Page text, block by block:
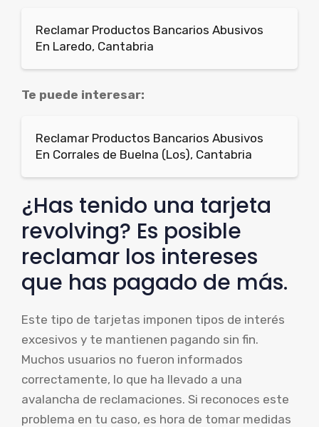
Reclamar Productos Bancarios Abusivos
En Laredo, Cantabria
Te puede interesar:
Reclamar Productos Bancarios Abusivos
En Corrales de Buelna (Los), Cantabria
¿Has tenido una tarjeta
revolving? Es posible
reclamar los intereses
que has pagado de más.
Este tipo de tarjetas imponen tipos de interés
excesivos y te mantienen pagando sin fin.
Muchos usuarios no fueron informados
correctamente, lo que ha llevado a una
avalancha de reclamaciones. Si reconoces este
problema en tu caso, es hora de tomar medidas